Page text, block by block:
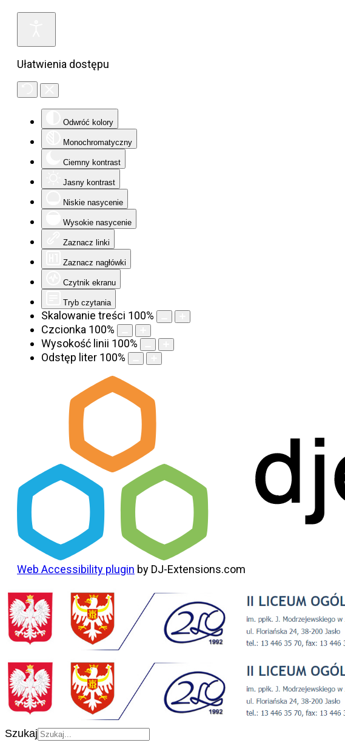
Ułatwienia dostępu
Odwróć kolory
Monochromatyczny
Ciemny kontrast
Jasny kontrast
Niskie nasycenie
Wysokie nasycenie
Zaznacz linki
Zaznacz nagłówki
Czytnik ekranu
Tryb czytania
Skalowanie treści 100%
Czcionka 100%
Wysokość linii 100%
Odstęp liter 100%
Web Accessibility plugin by DJ-Extensions.com
Szukaj